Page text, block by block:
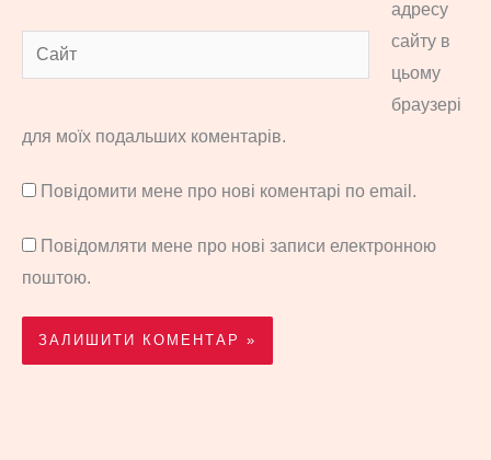
Сайт
адресу
сайту в
цьому
браузері
для моїх подальших коментарів.
Повідомити мене про нові коментарі по email.
Повідомляти мене про нові записи електронною
поштою.